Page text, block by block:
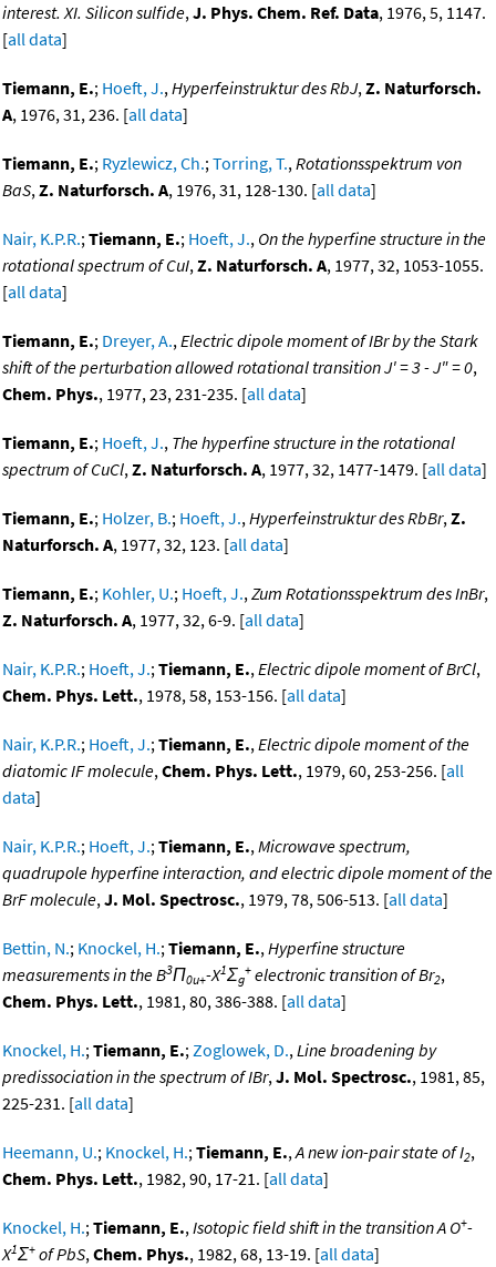
interest. XI. Silicon sulfide,J. Phys. Chem. Ref. Data, 1976, 5, 1147.
[all data]
Tiemann, E.; Hoeft, J.,Hyperfeinstruktur des RbJ,Z. Naturforsch.
A, 1976, 31, 236. [all data]
Tiemann, E.; Ryzlewicz, Ch.;Torring, T.,Rotationsspektrum von
BaS,Z. Naturforsch. A, 1976, 31, 128-130. [all data]
Nair, K.P.R.;Tiemann, E.; Hoeft, J., On the hyperfine structure in the
rotational spectrum of CuI,Z. Naturforsch. A, 1977, 32, 1053-1055.
[all data]
Tiemann, E.; Dreyer, A.,Electric dipole moment of IBr by the Stark
shift of the perturbation allowed rotational transition J' = 3 - J" = 0,
Chem. Phys., 1977, 23, 231-235. [all data]
Tiemann, E.; Hoeft, J., The hyperfine structure in the rotational
spectrum of CuCl,Z. Naturforsch. A, 1977, 32, 1477-1479. [all data]
Tiemann, E.; Holzer, B.; Hoeft, J.,Hyperfeinstruktur des RbBr,Z.
Naturforsch. A, 1977, 32, 123. [all data]
Tiemann, E.; Kohler, U.; Hoeft, J.,Zum Rotationsspektrum des InBr,
Z. Naturforsch. A, 1977, 32, 6-9. [all data]
Nair, K.P.R.; Hoeft, J.;Tiemann, E.,Electric dipole moment of BrCl,
Chem. Phys. Lett., 1978, 58, 153-156. [all data]
Nair, K.P.R.; Hoeft, J.;Tiemann, E.,Electric dipole moment of the
diatomic IF molecule,Chem. Phys. Lett., 1979, 60, 253-256. [all
data]
Nair, K.P.R.; Hoeft, J.;Tiemann, E.,Microwave spectrum,
quadrupole hyperfine interaction, and electric dipole moment of the
BrF molecule,J. Mol. Spectrosc., 1979, 78, 506-513. [all data]
Bettin, N.; Knockel, H.;Tiemann, E.,Hyperfine structure
measurements in the B3Π0u+-X1Σg
+ electronic transition of Br2,
Chem. Phys. Lett., 1981, 80, 386-388. [all data]
Knockel, H.;Tiemann, E.;Zoglowek, D.,Line broadening by
predissociation in the spectrum of IBr,J. Mol. Spectrosc., 1981, 85,
225-231. [all data]
Heemann, U.; Knockel, H.;Tiemann, E.,A new ion-pair state of I2,
Chem. Phys. Lett., 1982, 90, 17-21. [all data]
Knockel, H.;Tiemann, E.,Isotopic field shift in the transition A O+-
X1Σ+ of PbS,Chem. Phys., 1982, 68, 13-19. [all data]